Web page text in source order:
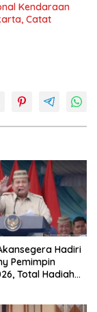
Kendaraan
Catat
Hadiri
Pemimpin
Total Hadiah